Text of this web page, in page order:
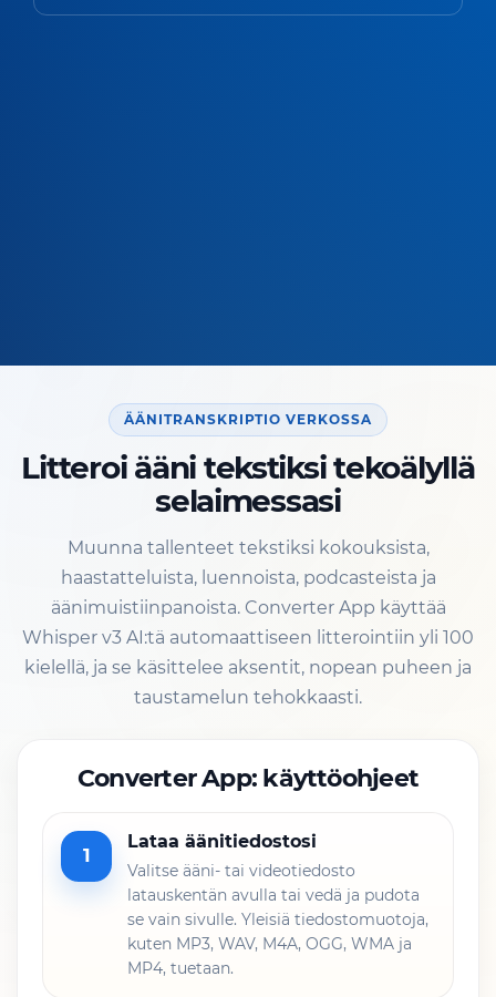
ÄÄNITRANSKRIPTIO VERKOSSA
Litteroi ääni tekstiksi tekoälyllä
selaimessasi
Muunna tallenteet tekstiksi kokouksista,
haastatteluista, luennoista, podcasteista ja
äänimuistiinpanoista. Converter App käyttää
Whisper v3 AI:tä automaattiseen litterointiin yli 100
kielellä, ja se käsittelee aksentit, nopean puheen ja
taustamelun tehokkaasti.
Converter App: käyttöohjeet
1
Lataa äänitiedostosi
Valitse ääni- tai videotiedosto
latauskentän avulla tai vedä ja pudota
se vain sivulle. Yleisiä tiedostomuotoja,
kuten MP3, WAV, M4A, OGG, WMA ja
MP4, tuetaan.